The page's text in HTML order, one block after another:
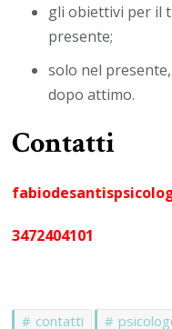
gli obiettivi per il
presente;
solo nel
dopo attimo.
Contatti
3472404101
contatti